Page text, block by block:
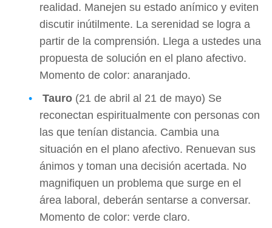
realidad. Manejen su estado anímico y eviten
discutir inútilmente. La serenidad se logra a
partir de la comprensión. Llega a ustedes una
propuesta de solución en el plano afectivo.
Momento de color: anaranjado.
Tauro (21 de abril al 21 de mayo) Se
reconectan espiritualmente con personas con
las que tenían distancia. Cambia una
situación en el plano afectivo. Renuevan sus
ánimos y toman una decisión acertada. No
magnifiquen un problema que surge en el
área laboral, deberán sentarse a conversar.
Momento de color: verde claro.